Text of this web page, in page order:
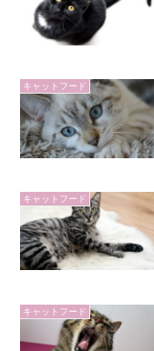
キャットフード
キャットフード
キャットフード